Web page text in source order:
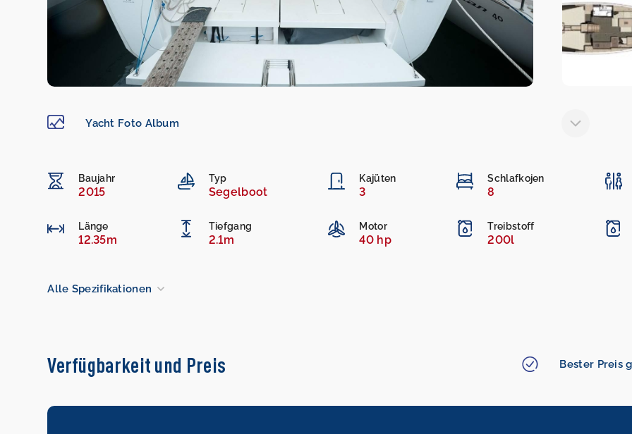
Yacht Foto Album
Baujahr
2015
Typ
Segelboot
Kajüten
3
Schlafkojen
8
Länge
12.35m
Tiefgang
2.1m
Motor
40 hp
Treibstoff
200l
Alle Spezifikationen
Verfügbarkeit und Preis Bester Preis